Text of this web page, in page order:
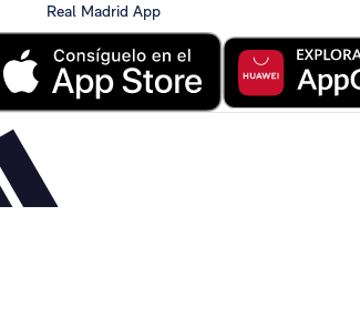
Real Madrid App